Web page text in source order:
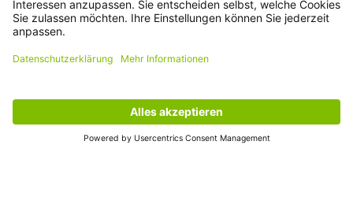
info@moosobjekt.de
Versand in ganz Deutschland und Österreich.
Kundenservice
Informationen